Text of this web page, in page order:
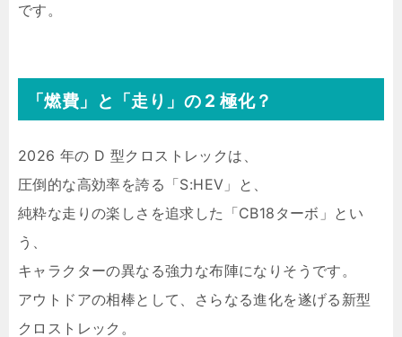
です。
「燃費」と「走り」の 2 極化？
2026 年の D 型クロストレックは、
圧倒的な高効率を誇る「S:HEV」と、
純粋な走りの楽しさを追求した「CB18ターボ」とい
う、
キャラクターの異なる強力な布陣になりそうです。
アウトドアの相棒として、さらなる進化を遂げる新型
クロストレック。